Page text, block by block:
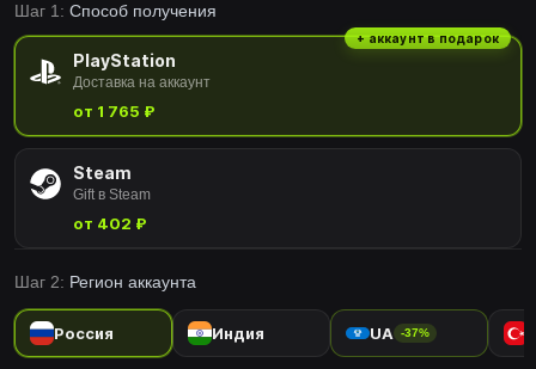
сверхскоростной научно-фантастический экшн со стрельбой и
музыкальные элементы, обеспечивающие эффект присутствия
для создания изумительного аудиовизуального опыта.
Шаг 1: Способ получения
PlayStation
Доставка на аккаунт
от 1 765 ₽
+ аккаунт в подарок
Steam
Gift в Steam
от 402 ₽
Шаг 2: Регион аккаунта
Россия Индия UA -37%